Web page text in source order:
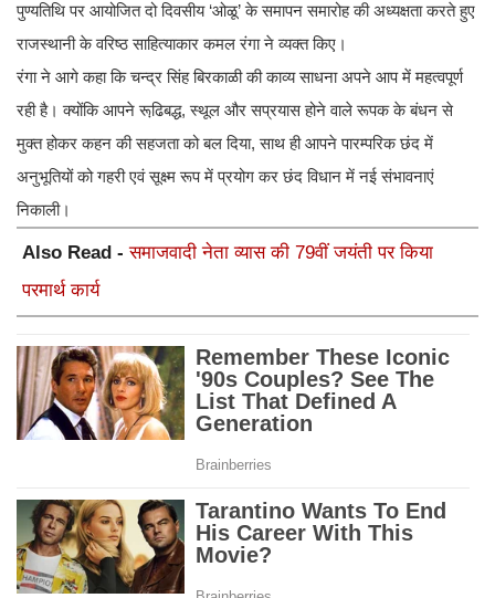
पुण्यतिथि पर आयोजित दो दिवसीय ‘ओळू’ के समापन समारोह की अध्यक्षता करते हुए
राजस्थानी के वरिष्ठ साहित्याकार कमल रंगा ने व्यक्त किए।
रंगा ने आगे कहा कि चन्द्र सिंह बिरकाळी की काव्य साधना अपने आप में महत्वपूर्ण
रही है। क्योंकि आपने रूढि़बद्ध, स्थूल और सप्रयास होने वाले रूपक के बंधन से
मुक्त होकर कहन की सहजता को बल दिया, साथ ही आपने पारम्परिक छंद में
अनुभूतियों को गहरी एवं सूक्ष्म रूप में प्रयोग कर छंद विधान में नई संभावनाएं
निकाली।
Also Read -समाजवादी नेता व्यास की 79वीं जयंती पर किया
परमार्थ कार्य